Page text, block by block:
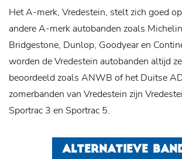
Het A-merk, Vredestein, stelt zich goed
andere A-merk autobanden zoals
Bridgestone, Dunlop, Goodyear en
worden de Vredestein autobanden altijd
beoordeeld zoals ANWB of het Duitse
zomerbanden van Vredestein zijn
Sportrac 3 en Sportrac 5.
ALTERNATIEVE